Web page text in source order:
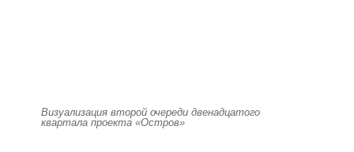
Визуализация второй очереди двенадцатого
квартала проекта «Остров»